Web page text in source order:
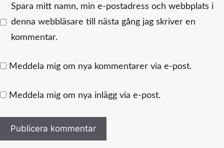
Spara mitt namn, min e-postadress och webbplats i
denna webbläsare till nästa gång jag skriver en
kommentar.
Meddela mig om nya kommentarer via e-post.
Meddela mig om nya inlägg via e-post.